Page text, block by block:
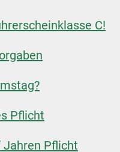
C!
Pflicht
Jahren Pflicht